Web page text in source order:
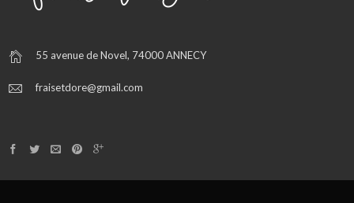
55 avenue de Novel, 74000 ANNECY
fraisetdore@gmail.com